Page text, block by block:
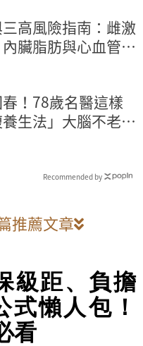
高風險指南：雌激
臟脂肪與心血管保
！78歲名醫這樣
生法」大腦不老又
Recommended by
推薦文章
級距、負擔
式懶人包！
看